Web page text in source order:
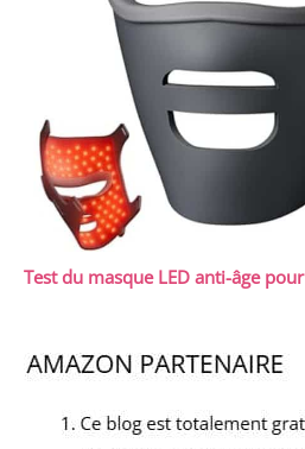
Test du masque LED anti-âge